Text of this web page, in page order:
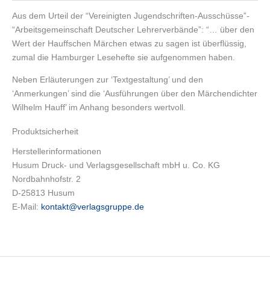
Aus dem Urteil der “Vereinigten Jugendschriften-Ausschüsse”-
“Arbeitsgemeinschaft Deutscher Lehrerverbände”: “… über den
Wert der Hauffschen Märchen etwas zu sagen ist überflüssig,
zumal die Hamburger Lesehefte sie aufgenommen haben.
Neben Erläuterungen zur ‘Textgestaltung’ und den
‘Anmerkungen’ sind die ‘Ausführungen über den Märchendichter
Wilhelm Hauff’ im Anhang besonders wertvoll.
Produktsicherheit
Herstellerinformationen
Husum Druck- und Verlagsgesellschaft mbH u. Co. KG
Nordbahnhofstr. 2
D-25813 Husum
E-Mail: kontakt@verlagsgruppe.de